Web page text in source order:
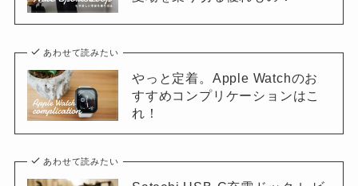
あわせて読みたい
やっと定着。Apple Watchのお
すすめコンプリケーションはこ
れ！
あわせて読みたい